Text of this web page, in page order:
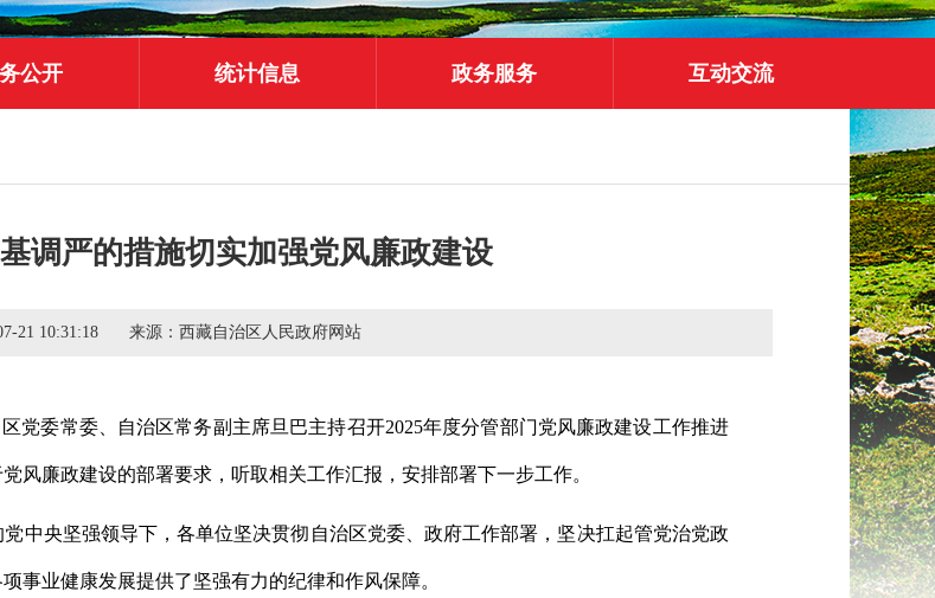
公开 统计信息 政务服务 互动交流
调严的措施切实加强党风廉政建设
21 10:31:18 来源： 西藏自治区人民政府网站
党委常委、自治区常务副主席旦巴主持召开2025年度分管部门党风廉政建设工作推进
风廉政建设的部署要求，听取相关工作汇报，安排部署下一步工作。
中央坚强领导下，各单位坚决贯彻自治区党委、政府工作部署，坚决扛起管党治党政
事业健康发展提供了坚强有力的纪律和作风保障。